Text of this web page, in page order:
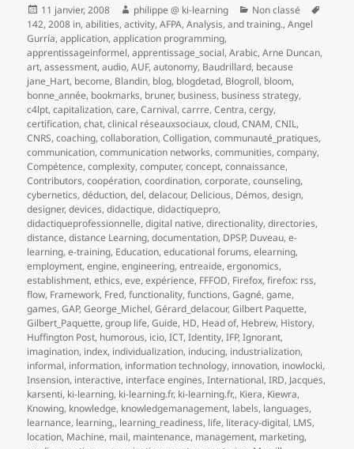
Publié
le
11 janvier, 2008 Auteur
philippe @ ki-learning Catégories
Non classé
142,2008 in,abilities,activity,AFPA,Analysis,and training.,Angel
Gurría,application,application programming,
apprentissageinformel,apprentissage_social,Arabic,Arne Duncan,
art,assessment,audio,AUF,autonomy, Baudrillard, because
jane_Hart, become, Blandin, blog, blogdetad, Blogroll, bloom,
bonne_année, bookmarks, bruner, business, business strategy,
c4lpt,capitalization,care,Carnival,carrre,Centra,cergy,
certification,chat,clinical réseauxsociaux,cloud,CNAM,CNIL,
CNRS,coaching,collaboration,Colligation,communauté_pratiques,
communication,communication networks,communities,company,
Compétence,complexity,computer,concept,connaissance,
Contributors,coopération,coordination,corporate,counseling,
cybernetics,déduction,del,delacour, Delicious, Démos,design,
designer,devices,didactique,didactiquepro,
didactiqueprofessionnelle,digital native,directionality,directories,
distance,distance Learning,documentation, DPSP, Duveau,e-
learning,e-training, Education,educational forums,elearning,
employment,engine,engineering,entreaide,ergonomics,
establishment,ethics,eve,expérience, FFFOD, Firefox,firefox: rss,
flow, Framework, Fred,functionality,functions,Gagné,game,
games,GAP,George_Michel,Gérard_delacour,Gilbert Paquette,
Gilbert_Paquette,group life,Guide, HD, Head of, Hebrew, History,
Huffington Post, humorous, icio,ICT,Identity,IFP,Ignorant,
imagination, index, individualization, inducing, industrialization,
informal, information, information technology, innovation, inowlocki,
Insension, interactive, interface engines,International,IRD, Jacques,
karsenti, ki-learning, ki-learning.fr, ki-learning.fr,, Kiera, Kiewra,
Knowing, knowledge, knowledgemanagement, labels, languages,
learnance, learning,, learning_readiness, life, literacy-digital, LMS,
location, Machine, mail, maintenance, management, marketing,